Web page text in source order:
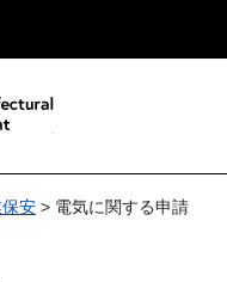
安 > 電気に関する申請